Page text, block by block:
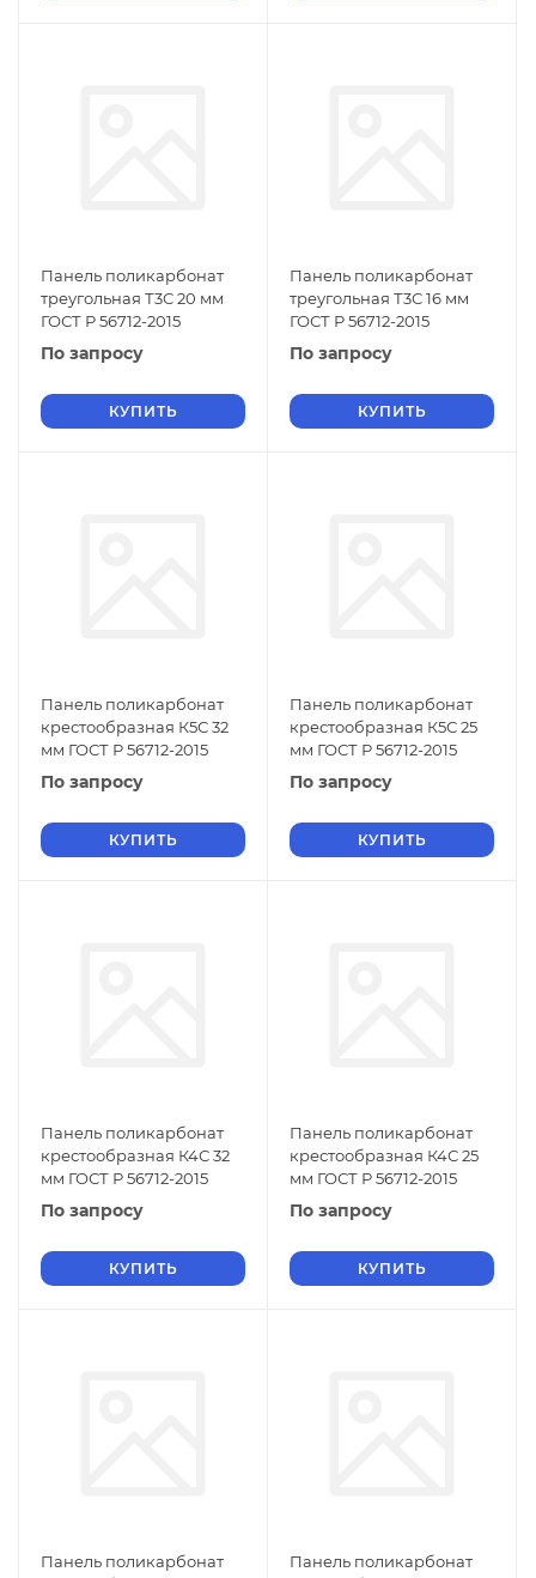
Панель поликарбонат
треугольная Т3С 20 мм
ГОСТ Р 56712-2015
По запросу
КУПИТЬ
Панель поликарбонат
треугольная Т3С 16 мм
ГОСТ Р 56712-2015
По запросу
КУПИТЬ
Панель поликарбонат
крестообразная К5С 32
мм ГОСТ Р 56712-2015
По запросу
КУПИТЬ
Панель поликарбонат
крестообразная К5С 25
мм ГОСТ Р 56712-2015
По запросу
КУПИТЬ
Панель поликарбонат
крестообразная К4С 32
мм ГОСТ Р 56712-2015
По запросу
КУПИТЬ
Панель поликарбонат
крестообразная К4С 25
мм ГОСТ Р 56712-2015
По запросу
КУПИТЬ
Панель поликарбонат
Панель поликарбонат